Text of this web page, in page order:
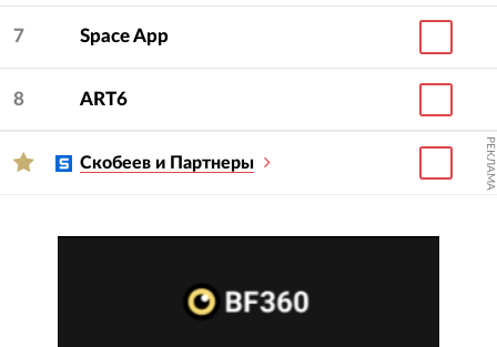
7 Space App
8 ART6
Скобеев и Партнеры РЕКЛАМА